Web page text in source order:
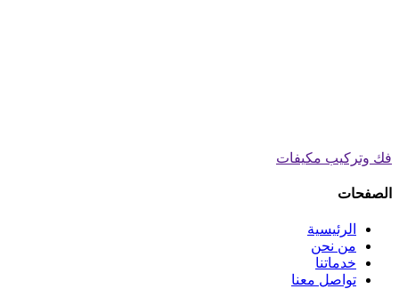
فك وتركيب مكيفات
الصفحات
الرئيسية
من نحن
خدماتنا
تواصل معنا